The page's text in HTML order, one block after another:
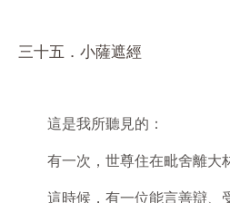
三十五．小薩遮經
這是我所聽見的：
有一次，世尊住在毗舍離大林
這時候，有一位能言善辯、